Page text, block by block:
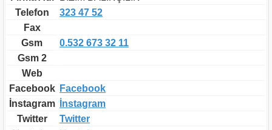
Telefon
323 47 52
Fax
Gsm
0.532 673 32 11
Gsm 2
Web
Facebook Facebook
İnstagram
İnstagram
Twitter
Twitter